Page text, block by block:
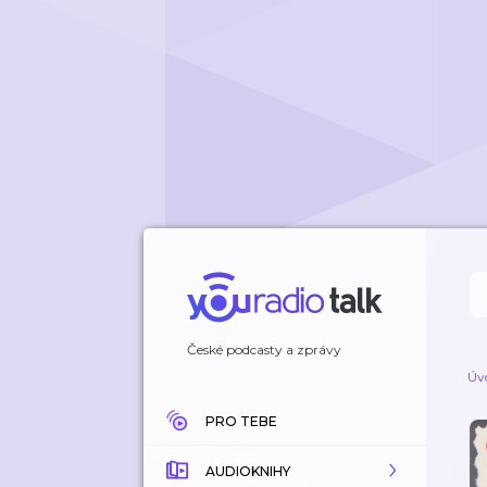
České podcasty a zprávy
PRO TEBE
AUDIOKNIHY